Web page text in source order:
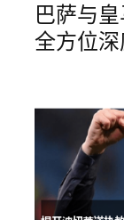
巴萨与
全方位